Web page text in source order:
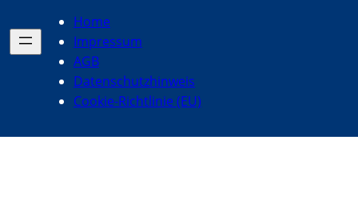
Home
Impressum
AGB
Datenschutzhinweis
Cookie-Richtlinie (EU)